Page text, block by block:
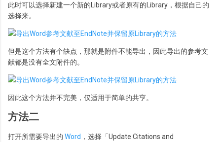
此时可以选择新建一个新的Library或者原有的Library，根据自己的
选择来。
但是这个方法有个缺点，那就是附件不能导出，因此导出的参考文
献都是没有全文附件的。
因此这个方法并不完美，仅适用于简单的共亨。
方法二
打开所需要导出的 Word ，选择「Update Citations and